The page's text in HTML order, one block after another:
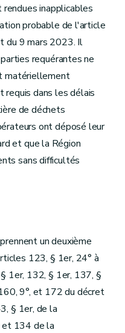
inapplicables
probable de l'article
du 9 mars 2023. Il
requérantes ne
matériellement
dans les délais
de déchets
ont déposé leur
et que la Région
sans difficultés
un deuxième
123, § 1er, 24° à
1er, 132, § 1er, 137, §
9°, et 172 du décret
§ 1er, de la
et 134 de la